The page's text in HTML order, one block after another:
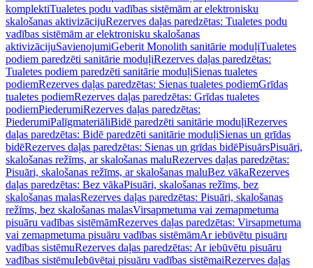
komplektiTualetes podu vadības sistēmām ar elektronisku
skalošanas aktivizācijuRezerves daļas paredzētas: Tualetes podu
vadības sistēmām ar elektronisku skalošanas
aktivizācijuSavienojumiGeberit Monolith sanitārie moduļiTualetes
podiem paredzēti sanitārie moduļiRezerves daļas paredzētas:
Tualetes podiem paredzēti sanitārie moduļiSienas tualetes
podiemRezerves daļas paredzētas: Sienas tualetes podiemGrīdas
tualetes podiemRezerves daļas paredzētas: Grīdas tualetes
podiemPiederumiRezerves daļas paredzētas:
PiederumiPalīgmateriāliBidē paredzēti sanitārie moduļiRezerves
daļas paredzētas: Bidē paredzēti sanitārie moduļiSienas un grīdas
bidēRezerves daļas paredzētas: Sienas un grīdas bidēPisuārsPisuāri,
skalošanas režīms, ar skalošanas maluRezerves daļas paredzētas:
Pisuāri, skalošanas režīms, ar skalošanas maluBez vākaRezerves
daļas paredzētas: Bez vākaPisuāri, skalošanas režīms, bez
skalošanas malasRezerves daļas paredzētas: Pisuāri, skalošanas
režīms, bez skalošanas malasVirsapmetuma vai zemapmetuma
pisuāru vadības sistēmāmRezerves daļas paredzētas: Virsapmetuma
vai zemapmetuma pisuāru vadības sistēmāmAr iebūvētu pisuāru
vadības sistēmuRezerves daļas paredzētas: Ar iebūvētu pisuāru
vadības sistēmuIebūvētai pisuāru vadības sistēmaiRezerves daļas